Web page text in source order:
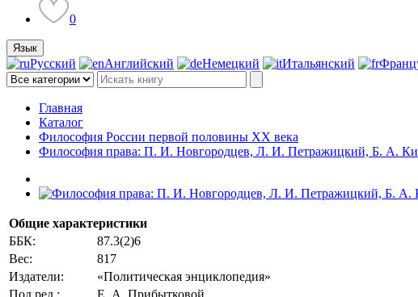
0
Язык
Русский Английский Немецкий Итальянский
Главная
Каталог
Философия России первой половины ХХ века
Философия права: П. И. Новгородцев, Л. И. Петражицкий, Б. А.
Общие характеристики
ББК:
87.3(2)6
Вес:
817
Издатели:
«Политическая энциклопедия»
Под ред.:
Е. А. Прибытковой